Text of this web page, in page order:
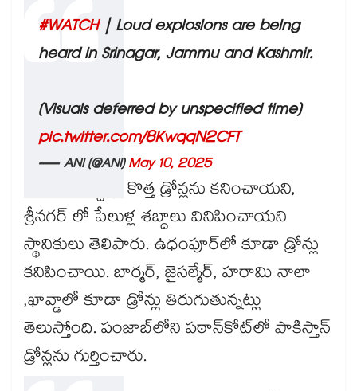
#WATCH| Loud explosions are being
heard in Srinagar, Jammu and Kashmir.
(Visuals deferred by unspecified time)
pic.twitter.com/8KwqqN2CFT
— ANI (@ANI)May 10, 2025
కచ్ సరిహద్దుల్లో కొత్త డ్రోన్లను కనించాయని,
శ్రీనగర్ లో పేలుళ్ల శబ్దాలు వినిపించాయని
స్థానికులు తెలిపారు. ఉధంపూర్‌లో కూడా డ్రోన్లు
కనిపించాయి. బార్మర్, జైసల్మేర్, హరామి నాలా
,ఖావ్డాలో కూడా డ్రోన్లు తిరుగుతున్నట్లు
తెలుస్తోంది. పంజాబ్‌లోని పఠాన్‌కోట్‌లో పాకిస్తాన్
డ్రోన్లను గుర్తించారు.